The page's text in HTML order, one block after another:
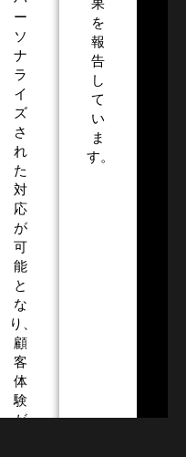
ー
ソ
ナ
ラ
イ
ズ
さ
れ
た
対
応
が
可
能
と
な
り、
顧
客
体
験
が
果
を
報
告
し
て
い
ま
す。